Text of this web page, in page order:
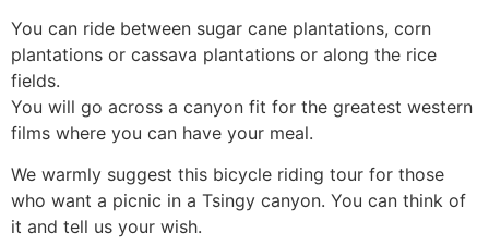
You can ride between sugar cane plantations, corn
plantations or cassava plantations or along the rice
fields.
You will go across a canyon fit for the greatest western
films where you can have your meal.
We warmly suggest this bicycle riding tour for those
who want a picnic in a Tsingy canyon. You can think of
it and tell us your wish.